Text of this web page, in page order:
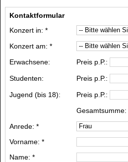
Kontaktformular
Konzert in: *
Konzert am: *
Erwachsene:
Preis p.P.:
Studenten: Preis p.P.:
Jugend (bis 18): Preis p.P.:
Gesamtsumme:
Anrede: *
Vorname: *
Name: *